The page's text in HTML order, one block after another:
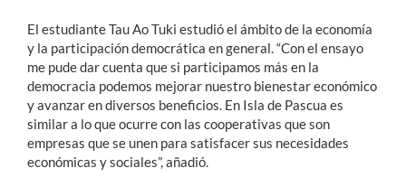
El estudiante Tau Ao Tuki estudió el ámbito de la economía
y la participación democrática en general. “Con el ensayo
me pude dar cuenta que si participamos más en la
democracia podemos mejorar nuestro bienestar económico
y avanzar en diversos beneficios. En Isla de Pascua es
similar a lo que ocurre con las cooperativas que son
empresas que se unen para satisfacer sus necesidades
económicas y sociales”, añadió.